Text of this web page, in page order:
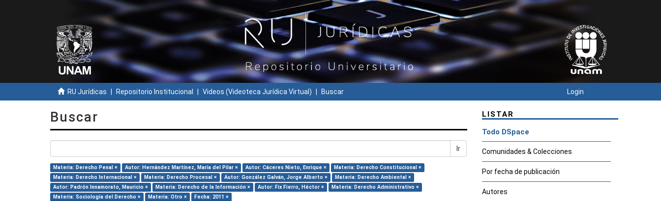
RU Jurídicas Repositorio Institucional Videos (Videoteca Jurídica Virtual) Buscar Login
Buscar
Ir
Materia: Derecho Penal × Autor: Hernández Martínez, María del Pilar × Autor: Cáceres Nieto, Enrique ×
Materia: Derecho Constitucional ×
Materia: Derecho Internacional ×
Materia: Derecho Procesal × Autor: González Galván, Jorge Alberto ×
Materia: Derecho Ambiental ×
Autor: Padrón Innamorato, Mauricio ×
Materia: Derecho de la Información × Autor: Fix Fierro, Héctor ×
Materia: Derecho Administrativo ×
Materia: Sociología del Derecho ×
Materia: Otro × Fecha: 2011 ×
LISTAR
Todo DSpace
Comunidades & Colecciones
Por fecha de publicación
Autores